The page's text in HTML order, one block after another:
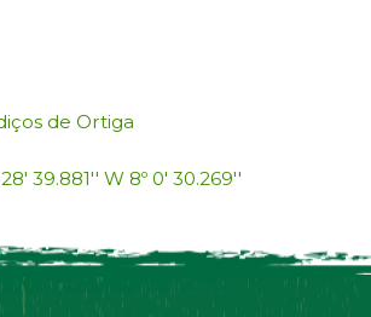
de Ortiga
39.881'' W 8º 0' 30.269''